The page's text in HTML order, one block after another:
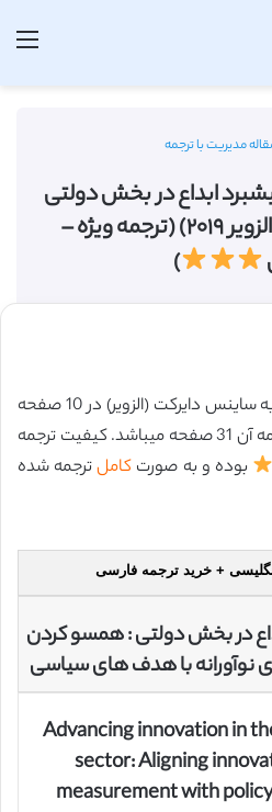
مدیریت با ترجمه
ابداع در بخش دولتی
(ساینس دایرکت – الزویر ۲۰۱۹) (ترجمه ویژه –
)
این مقاله انگلیسی ISI در نشریه ساینس دایرکت (الزویر) در 10 صفحه
در سال ۲۰۱۹ منتشر شده و ترجمه آن 31 صفحه میباشد. کیفیت ترجمه
بوده و به صورت کاملترجمه شده
انگلیسی + خرید ترجمه فارسی
در بخش دولتی : همسو کردن
نوآورانه با هدف های سیاسی
Advancing innovation in
sector: Aligning
measurement with